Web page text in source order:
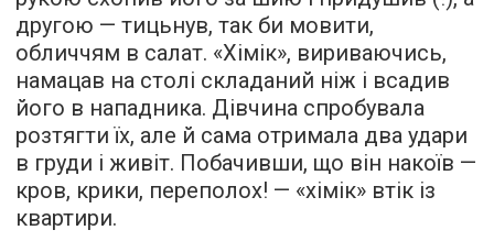
другою — тицьнув, так би мовити,
обличчям в салат. «Хімік», вириваючись,
намацав на столі складаний ніж і всадив
його в нападника. Дівчина спробувала
розтягти їх, але й сама отримала два удари
в груди і живіт. Побачивши, що він накоїв —
кров, крики, переполох! — «хімік» втік із
квартири.